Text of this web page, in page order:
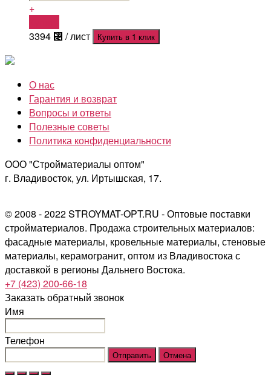
+
3394 ⃄ / лист Купить в 1 клик
О нас
Гарантия и возврат
Вопросы и ответы
Полезные советы
Политика конфиденциальности
ООО "Стройматериалы оптом"
г. Владивосток, ул. Иртышская, 17.
© 2008 - 2022 STROYMAT-OPT.RU - Оптовые поставки
стройматериалов. Продажа строительных материалов:
фасадные материалы, кровельные материалы, стеновые
материалы, керамогранит, оптом из Владивостока с
доставкой в регионы Дальнего Востока.
+7 (423) 200-66-18
Заказать обратный звонок
Имя
Телефон
Отправить Отмена